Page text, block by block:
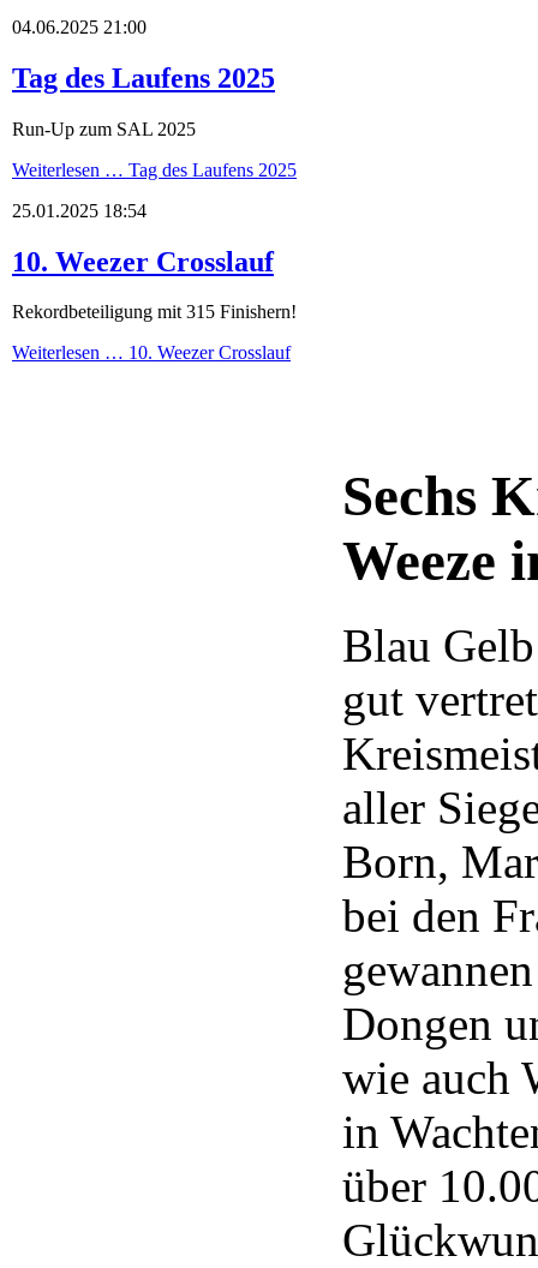
04.06.2025 21:00
Tag des Laufens 2025
Run-Up zum SAL 2025
Weiterlesen … Tag des Laufens 2025
25.01.2025 18:54
10. Weezer Crosslauf
Rekordbeteiligung mit 315 Finishern!
Weiterlesen … 10. Weezer Crosslauf
Sechs
Weeze
Blau
gut
aller
Born,
bei den
Dongen
wie auch
in
über